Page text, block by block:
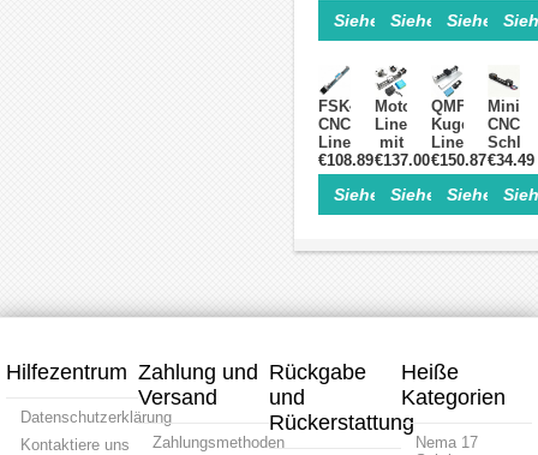
1000mm
mit
Nema
Schrittmotor
Linearschiene
Siehe Einzelheiten>
mit
Schlitten
50-
mit
Nema
14
Schrittmotor
Siehe
Linearschiene
50–
500mm
Nema
14
Schrittmotor
Siehe
mit
NEMA
23
FSK40J
CNC
Linearführung
Linearschiene
50-
1000mm
mit
23
€108.89
Siehe Einzelheiten>
Motorisierte
Lineartisch
mit
Kugelgewindetrieb
und
Closed
Loop
23
€137.00
Siehe
QMF40
mit
Schrittmotor
und
€150.87
Siehe
Mini
CNC-
mit
1mm
0,07
€34.49
Hilfezentrum
Datenschutzerklärung
Kontaktiere uns
Zahlung und
Versand
Zahlungsmethoden
Rückgabe
und
Rückerstattung
Heiße
Kategorien
Nema 17